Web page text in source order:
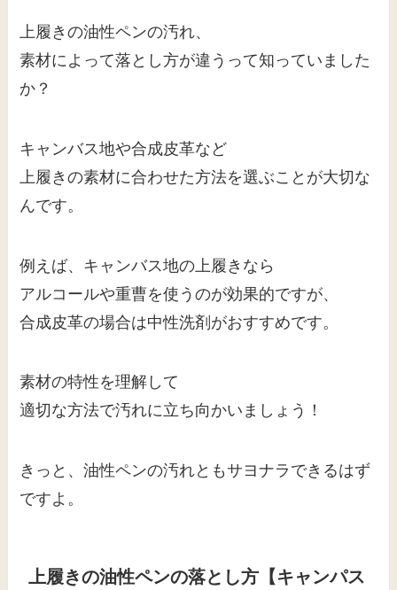
上履きの油性ペンの汚れ、
素材によって落とし方が違うって知っていました
か？
キャンバス地や合成皮革など
上履きの素材に合わせた方法を選ぶことが大切な
んです。
例えば、キャンバス地の上履きなら
アルコールや重曹を使うのが効果的ですが、
合成皮革の場合は中性洗剤がおすすめです。
素材の特性を理解して
適切な方法で汚れに立ち向かいましょう！
きっと、油性ペンの汚れともサヨナラできるはず
ですよ。
上履きの油性ペンの落とし方【キャンパス